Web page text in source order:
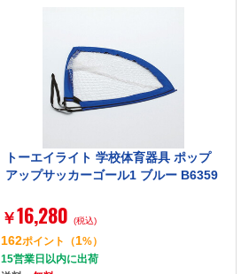
トーエイライト 学校体育器具 ポップ
アップサッカーゴール1 ブルー B6359
￥16,280 (税込)
162ポイント （1%）
15営業日以内に出荷